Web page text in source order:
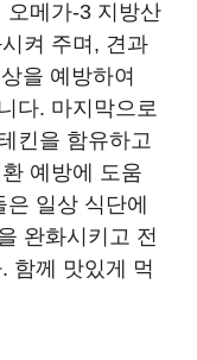
오메가-3 지방산
켜 주며, 견과
을 예방하여
다. 마지막으로
킨을 함유하고
예방에 도움
일상 식단에
완화시키고 전
함께 맛있게 먹